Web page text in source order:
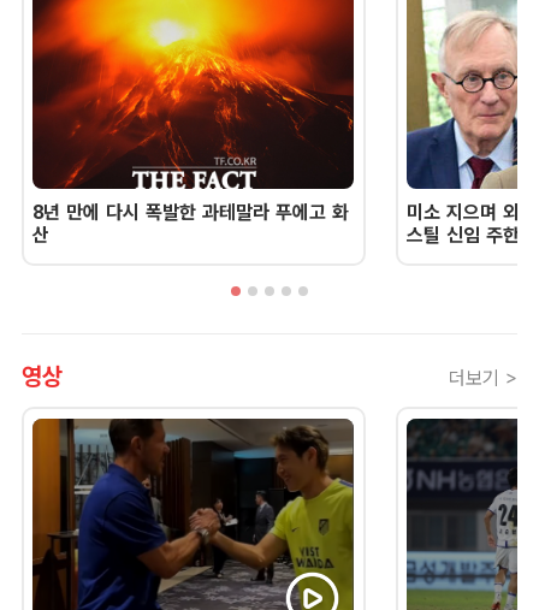
8년 만에 다시 폭발한 과테말라 푸에고 화
산
미소 지으며 외
스틸 신임 주한
영상 더보기 >